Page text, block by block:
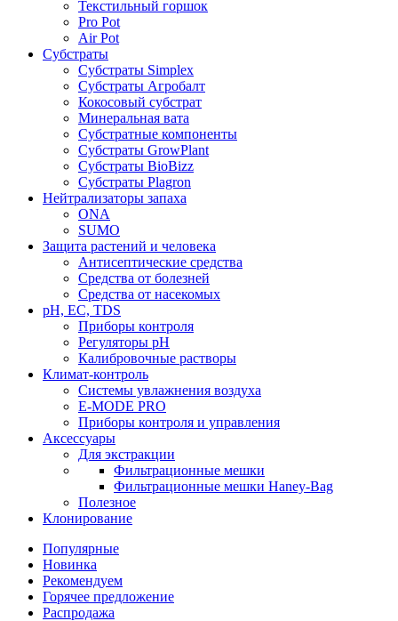
Текстильный горшок
Pro Pot
Air Pot
Субстраты
Субстраты Simplex
Субстраты Агробалт
Кокосовый субстрат
Минеральная вата
Субстратные компоненты
Субстраты GrowPlant
Субстраты BioBizz
Субстраты Plagron
Нейтрализаторы запаха
ONA
SUMO
Защита растений и человека
Антисептические средства
Средства от болезней
Средства от насекомых
pH, EC, TDS
Приборы контроля
Регуляторы pH
Калибровочные растворы
Климат-контроль
Системы увлажнения воздуха
E-MODE PRO
Приборы контроля и управления
Аксессуары
Для экстракции
Фильтрационные мешки
Фильтрационные мешки Haney-Bag
Полезное
Клонирование
Популярные
Новинка
Рекомендуем
Горячее предложение
Распродажа